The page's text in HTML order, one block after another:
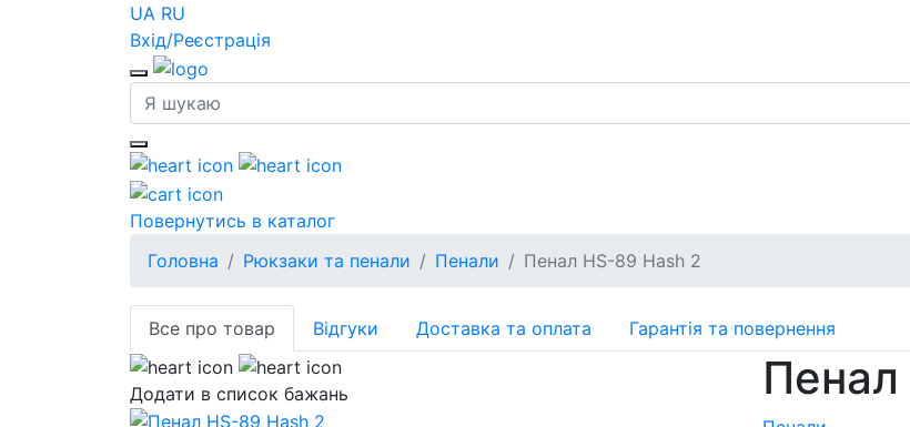
UA RU
Вхід/Реєстрація
Повернутись в каталог
Головна
Рюкзаки та пенали Пенали Пенал HS-89 Hash 2
Все про товар Відгуки Доставка та оплата Гарантія та повернення
Додати в список бажань